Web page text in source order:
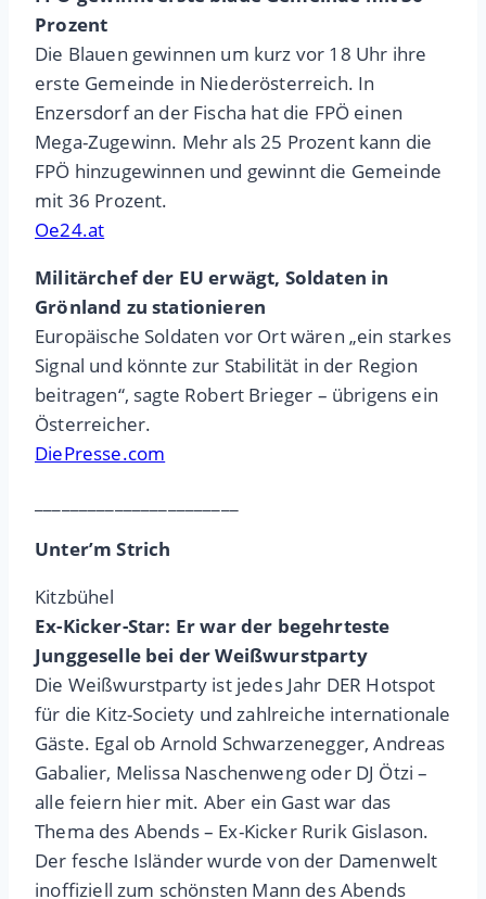
Prozent
Die Blauen gewinnen um kurz vor 18 Uhr ihre
erste Gemeinde in Niederösterreich. In
Enzersdorf an der Fischa hat die FPÖ einen
Mega-Zugewinn. Mehr als 25 Prozent kann die
FPÖ hinzugewinnen und gewinnt die Gemeinde
mit 36 Prozent.
Oe24.at
Militärchef der EU erwägt, Soldaten in
Grönland zu stationieren
Europäische Soldaten vor Ort wären „ein starkes
Signal und könnte zur Stabilität in der Region
beitragen“, sagte Robert Brieger – übrigens ein
Österreicher.
DiePresse.com
Unter’m Strich
Kitzbühel
Ex-Kicker-Star: Er war der begehrteste
Junggeselle bei der Weißwurstparty
Die Weißwurstparty ist jedes Jahr DER Hotspot
für die Kitz-Society und zahlreiche internationale
Gäste. Egal ob Arnold Schwarzenegger, Andreas
Gabalier, Melissa Naschenweng oder DJ Ötzi –
alle feiern hier mit. Aber ein Gast war das
Thema des Abends – Ex-Kicker Rurik Gislason.
Der fesche Isländer wurde von der Damenwelt
inoffiziell zum schönsten Mann des Abends